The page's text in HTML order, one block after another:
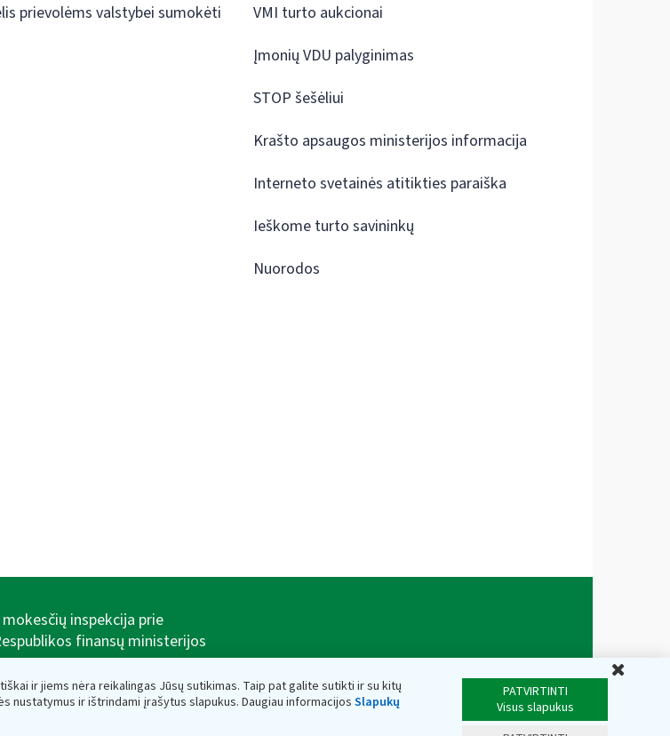
ir jiems nėra reikalingas Jūsų sutikimas. Taip pat galite sutikti ir su kitų
nustatymus ir ištrindami įrašytus slapukus. Daugiau informacijos Slapukų
PATVIRTINTI
Visus slapukus
prievolėms valstybei sumokėti
VMI turto aukcionai
Įmonių VDU palyginimas
STOP šešėliui
Krašto apsaugos ministerijos informacija
Interneto svetainės atitikties paraiška
Ieškome turto savininkų
Nuorodos
inspekcija prie
finansų ministerijos
16-osios g. 14, 01107 Vilnius, Lietuva,
, E. pristatymo dėžutės adresas